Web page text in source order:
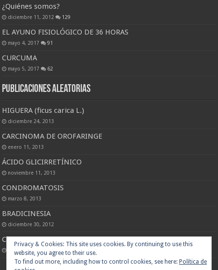
¿Quiénes somos?
diciembre 11, 2012 129
EL AYUNO FISIOLÓGICO DE 36 HORAS
mayo 4, 2017 91
CURCUMA
mayo 5, 2017 62
Publicaciones Aleatorias
HIGUERA (ficus carica L.)
diciembre 24, 2013
CARCINOMA DE OROFARINGE
enero 11, 2013
ÁCIDO GLICIRRETÍNICO
noviembre 11, 2013
CONDROMATOSIS
marzo 8, 2013
BRADICINESIA
diciembre 30, 2012
CARCINOMA IN SITU
enero 12, 2013
Privacy & Cookies: This site uses cookies. By continuing to use this
website, you agree to their use.
To find out more, including how to control cookies, see here: Política de